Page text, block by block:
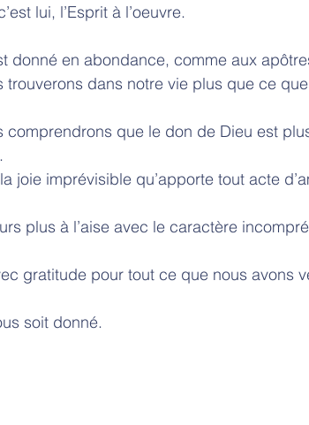
lui, l’Esprit à l’oeuvre.
donné en abondance, comme aux
trouverons dans notre vie plus que ce
comprendrons que le don de Dieu est
joie imprévisible qu’apporte tout acte
plus à l’aise avec le caractère
gratitude pour tout ce que nous avons
soit donné.